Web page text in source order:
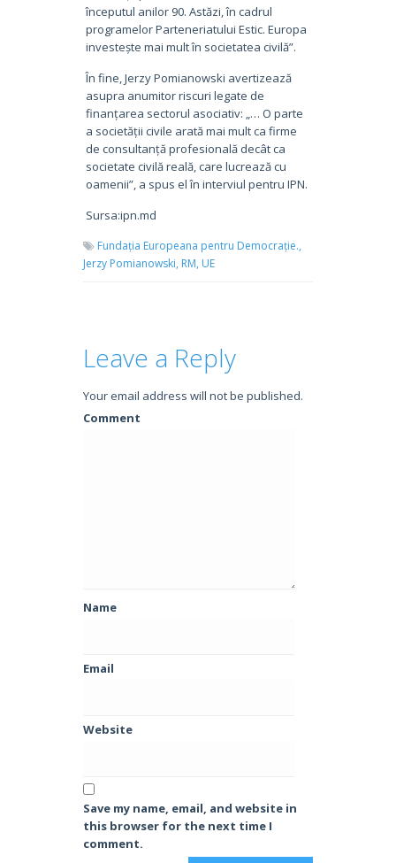
începutul anilor 90. Astăzi, în cadrul
programelor Parteneriatului Estic. Europa
investește mai mult în societatea civilă”.
În fine, Jerzy Pomianowski avertizează
asupra anumitor riscuri legate de
finanțarea sectorul asociativ: „… O parte
a societății civile arată mai mult ca firme
de consultanță profesională decât ca
societate civilă reală, care lucrează cu
oamenii”, a spus el în interviul pentru IPN.
Sursa:ipn.md
Fundația Europeana pentru Democrație.,
Jerzy Pomianowski, RM, UE
Leave a Reply
Your email address will not be published.
Comment
Name
Email
Website
Save my name, email, and website in
this browser for the next time I
comment.